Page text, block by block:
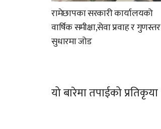
रामेछापका सरकारी कार्यालयको
वार्षिक समीक्षा,सेवा प्रवाह र गुणस्तर
सुधारमा जोड
यो बारेमा तपाईको प्रतिकृया